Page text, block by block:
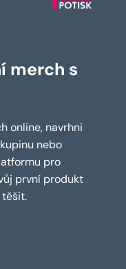
merch s
online, navrhni
nebo
pro
první produkt
těšit.